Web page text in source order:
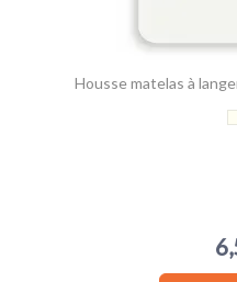
Housse matelas à